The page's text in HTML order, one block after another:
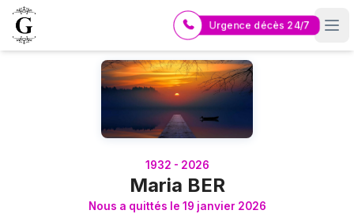
Logo Pompes Funèbres GUERIN
Urgence décès 24/7
1932 - 2026
Maria BER
Nous a quittés le 19 janvier 2026